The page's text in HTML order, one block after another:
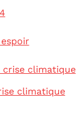
crise climatique
climatique